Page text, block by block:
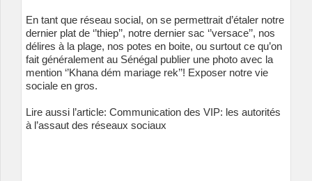
En tant que réseau social, on se permettrait d’étaler notre
dernier plat de ‘’thiep’’, notre dernier sac ‘’versace’’, nos
délires à la plage, nos potes en boite, ou surtout ce qu’on
fait généralement au Sénégal publier une photo avec la
mention ‘’Khana dém mariage rek’’! Exposer notre vie
sociale en gros.
Lire aussi l’article: Communication des VIP: les autorités
à l’assaut des réseaux sociaux